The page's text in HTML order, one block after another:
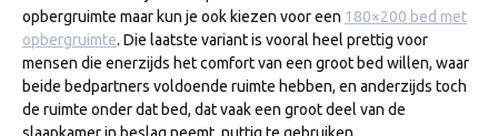
opbergruimte maar kun je ook kiezen voor een 180×200 bed met
opbergruimte. Die laatste variant is vooral heel prettig voor
mensen die enerzijds het comfort van een groot bed willen, waar
beide bedpartners voldoende ruimte hebben, en anderzijds toch
de ruimte onder dat bed, dat vaak een groot deel van de